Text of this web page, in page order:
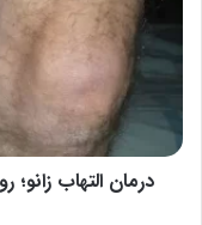
روش‌های
خانگی
کاهنده
درد
درمان التهاب